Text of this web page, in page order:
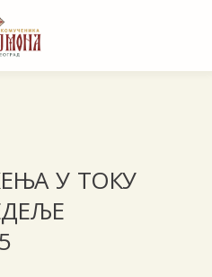
У ТОКУ